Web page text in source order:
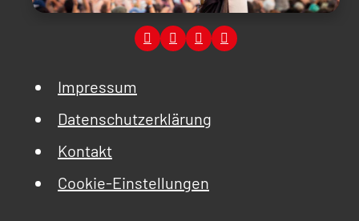
Impressum
Datenschutzerklärung
Kontakt
Cookie-Einstellungen